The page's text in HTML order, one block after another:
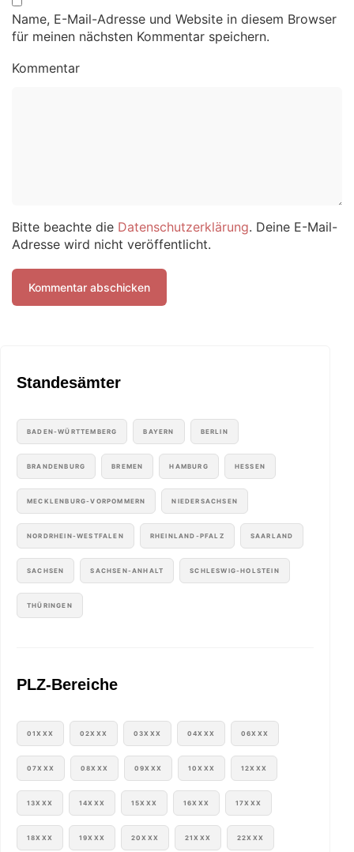
Name, E-Mail-Adresse und Website in diesem Browser
für meinen nächsten Kommentar speichern.
Kommentar
Bitte beachte die Datenschutzerklärung. Deine E-Mail-
Adresse wird nicht veröffentlicht.
Standesämter
BADEN-WÜRTTEMBERG BAYERN BERLIN
BRANDENBURG BREMEN HAMBURG HESSEN
MECKLENBURG-VORPOMMERN NIEDERSACHSEN
NORDRHEIN-WESTFALEN RHEINLAND-PFALZ SAARLAND
SACHSEN SACHSEN-ANHALT SCHLESWIG-HOLSTEIN
THÜRINGEN
PLZ-Bereiche
01XXX 02XXX 03XXX 04XXX 06XXX
07XXX 08XXX 09XXX 10XXX 12XXX
13XXX 14XXX 15XXX 16XXX 17XXX
18XXX 19XXX 20XXX 21XXX 22XXX